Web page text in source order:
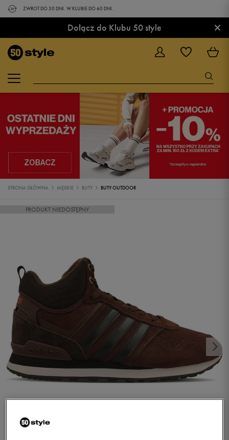
ZWROT DO 30 DNI. W KLUBIE DO 60 DNI.
Dołącz do Klubu 50 style ×
STRONA GŁÓWNA MĘSKIE BUTY BUTY OUTDOOR
PRODUKT NIEDOSTĘPNY